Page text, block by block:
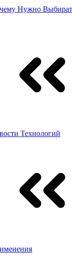
Нужно
Технологий